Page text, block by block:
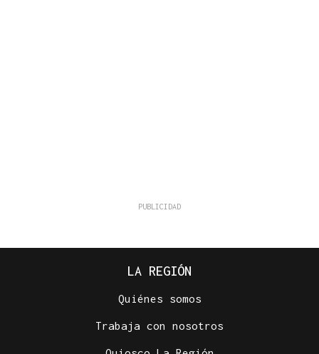
LA REGIÓN
Quiénes somos
Trabaja con nosotros